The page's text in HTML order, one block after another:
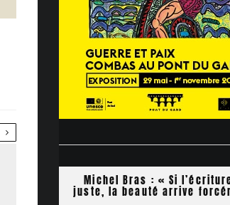
Michel Bras : « Si
juste, la beauté arrive